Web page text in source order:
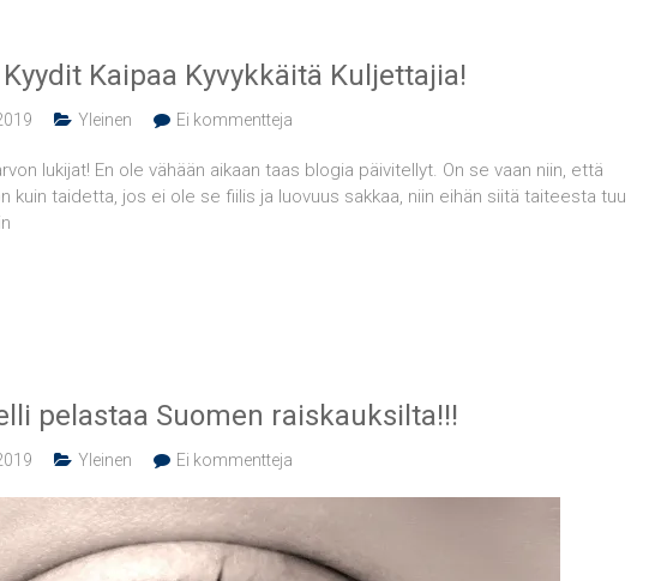
Kaipaa Kyvykkäitä Kuljettajia!
Yleinen Ei kommentteja
lukijat! En ole vähään aikaan taas blogia päivitellyt. On se vaan niin, että
kuin taidetta, jos ei ole se fiilis ja luovuus sakkaa, niin eihän siitä taiteesta tuu
pelastaa Suomen raiskauksilta!!!
Yleinen Ei kommentteja